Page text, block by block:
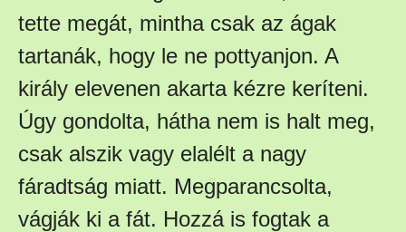
tette megát, mintha csak az ágak
tartanák, hogy le ne pottyanjon. A
király elevenen akarta kézre keríteni.
Úgy gondolta, hátha nem is halt meg,
csak alszik vagy elalélt a nagy
fáradtság miatt. Megparancsolta,
vágják ki a fát. Hozzá is fogtak a